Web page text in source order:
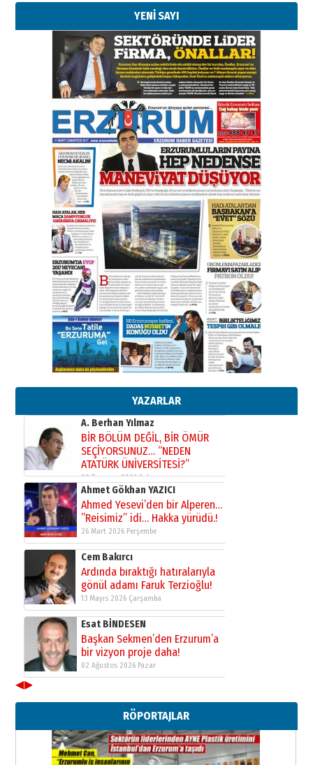
YENİ SAYI
YAZARLAR
Esat BİNDESEN
Başkan Sekmen’den Erzurum’a
bir vizyon proje daha!
02 Ağustos 2026 Pazar
Kadir SABUNCUOĞLU
Erzurumspor’un köşe taşları
29 Haziran 2026 Pazartesi
Kenan GÜLERCİ
Murat Şahsuvaroğlu ERKON’da
çıtayı yukarı taşırken,
yönetimdekiler aşağı
çekmemeli!
17 Şubat 2026 SalıOrhan BOZKURT
Bir fotoğraf, bir şehir, bir
A. Berhan Yılmaz
BİR BÖLÜM DEĞİL, BİR ÖMÜR
SEÇİYORSUNUZ… “NEDEN
ATATÜRK ÜNİVERSİTESİ?”
28 Temmuz 2026 Salı
Ahmet Gökhan YAZICI
Ahmed Yesevi’den bir Alperen…
”Reisimiz” idi… Hakka yürüdü.!
26 Mart 2026 Perşembe
Cem Bakırcı
Ardında bıraktığı hatıralarıyla
gönül adamı Faruk Terzioğlu!
13 Mayıs 2026 Çarşamba
Esat BİNDESEN
Başkan Sekmen’den Erzurum’a
bir vizyon proje daha!
02 Ağustos 2026 Pazar
Erzurumspor’un köşe taşları
29 Haziran 2026 Pazartesi
Kenan GÜLERCİ
◀▶
RÖPORTAJLAR